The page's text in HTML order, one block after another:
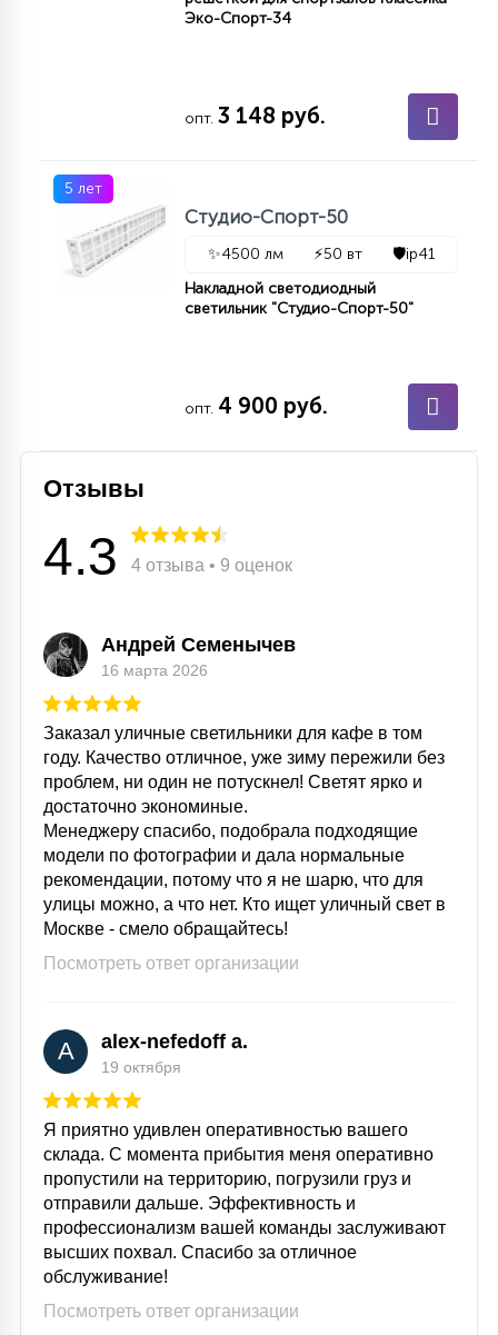
Эко-Спорт-34
опт. 3 148 руб.
5 лет
Студио-Спорт-50
✨4500 лм ⚡50 вт 🛡️ip41
Накладной светодиодный
светильник "Студио-Спорт-50"
опт. 4 900 руб.
Отзывы
4.3 4 отзыва • 9 оценок
Андрей Семенычев
16 марта 2026
Заказал уличные светильники для кафе в том
году. Качество отличное, уже зиму пережили без
проблем, ни один не потускнел! Светят ярко и
достаточно экономиные.
Менеджеру спасибо, подобрала подходящие
модели по фотографии и дала нормальные
рекомендации, потому что я не шарю, что для
улицы можно, а что нет. Кто ищет уличный свет в
Москве - смело обращайтесь!
Посмотреть ответ организации
A alex-nefedoff a.
19 октября
Я приятно удивлен оперативностью вашего
склада. С момента прибытия меня оперативно
пропустили на территорию, погрузили груз и
отправили дальше. Эффективность и
профессионализм вашей команды заслуживают
высших похвал. Спасибо за отличное
обслуживание!
Посмотреть ответ организации